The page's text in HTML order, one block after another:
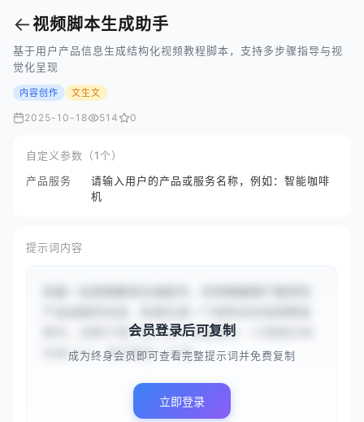
←视频脚本生成助手
基于用户产品信息生成结构化视频教程脚本，支持多步骤指导与视
觉化呈现
内容创作 文生文
2025-10-18 514 0
自定义参数（1个）
产品服务
请输入用户的产品或服务名称，例如：智能咖啡
机
提示词内容
脚本。请基于用户输入的产品或服务：{{智能扫地
机器人}}，首先确定一个清...
会员登录后可复制
成为终身会员即可查看完整提示词并免费复制
立即登录